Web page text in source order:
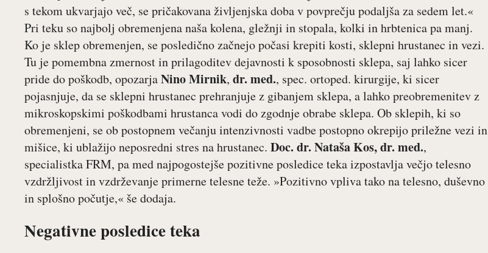
s tekom ukvarjajo več, se pričakovana življenjska doba v povprečju podaljša za sedem let.«
Pri teku so najbolj obremenjena naša kolena, gležnji in stopala, kolki in hrbtenica pa manj.
Ko je sklep obremenjen, se posledično začnejo počasi krepiti kosti, sklepni hrustanec in vezi.
Tu je pomembna zmernost in prilagoditev dejavnosti k sposobnosti sklepa, saj lahko sicer
pride do poškodb, opozarjaNino Mirnik, dr. med., spec. ortoped. kirurgije, ki sicer
pojasnjuje, da se sklepni hrustanec prehranjuje z gibanjem sklepa, a lahko preobremenitev z
mikroskopskimi poškodbami hrustanca vodi do zgodnje obrabe sklepa. Ob sklepih, ki so
obremenjeni, se ob postopnem večanju intenzivnosti vadbe postopno okrepijo priležne vezi in
mišice, ki ublažijo neposredni stres na hrustanec. Doc. dr. Nataša Kos, dr. med.,
specialistka FRM, pa med najpogostejše pozitivne posledice teka izpostavlja večjo telesno
vzdržljivost in vzdrževanje primerne telesne teže. »Pozitivno vpliva tako na telesno, duševno
in splošno počutje,« še dodaja.
Negativne posledice teka